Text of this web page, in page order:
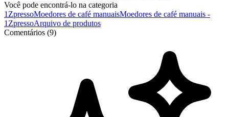
Você pode encontrá-lo na categoria
1ZpressoMoedores de café manuaisMoedores de café manuais -
1ZpressoArquivo de produtos
Comentários (9)